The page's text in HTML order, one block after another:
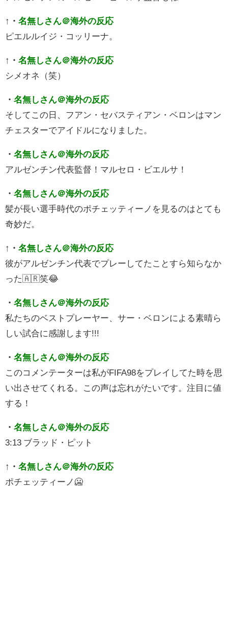
↑ ・ 名無しさん＠海外の反応
ピエルルイジ・コッリーナ。
↑ ・ 名無しさん＠海外の反応
シメオネ（笑）
・ 名無しさん＠海外の反応
そしてこの日、フアン・セバスティアン・ベロンはマン
チェスターでアイドルになりました。
・ 名無しさん＠海外の反応
アルゼンチン代表監督！マルセロ・ビエルサ！
・ 名無しさん＠海外の反応
髪が長い選手時代のポチェッティーノを見るのはとても
奇妙だ。
↑ ・ 名無しさん＠海外の反応
彼がアルゼンチン代表でプレーしてたことすら知らなか
った🇦🇷笑😂
・ 名無しさん＠海外の反応
私たちのベストプレーヤー、サー・ベロンによる素晴ら
しい試合に感謝します!!!
・ 名無しさん＠海外の反応
このコメンテーターは私がFIFA98をプレイしてた時を思
い出させてくれる。この声は忘れがたいです。注目に値
する！
・ 名無しさん＠海外の反応
3:13 ブラッド・ピット
↑ ・ 名無しさん＠海外の反応
ポチェッティーノ🥶